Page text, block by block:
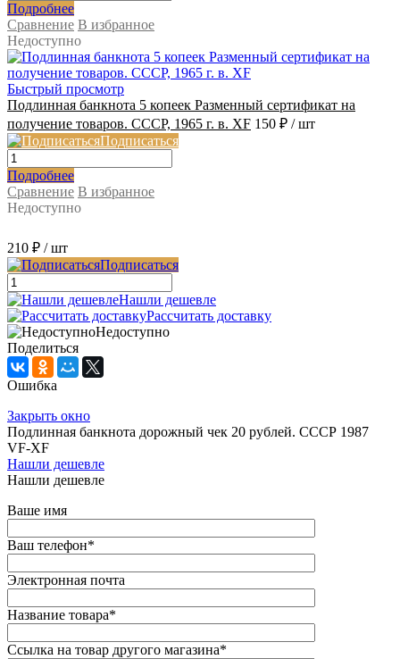
Подробнее
Сравнение В избранное
Недоступно
Быстрый просмотр
Подлинная банкнота 5 копеек Разменный сертификат на
получение товаров. СССР, 1965 г. в. XF 150 ₽ / шт
Подписаться
Подробнее
Сравнение В избранное
Недоступно
210 ₽ / шт
Подписаться
Нашли дешевле
Рассчитать доставку
Недоступно
Поделиться
Ошибка
Закрыть окно
Подлинная банкнота дорожный чек 20 рублей. СССР 1987
VF-XF
Нашли дешевле
Нашли дешевле
Ваше имя
Ваш телефон*
Электронная почта
Название товара*
Ссылка на товар другого магазина*